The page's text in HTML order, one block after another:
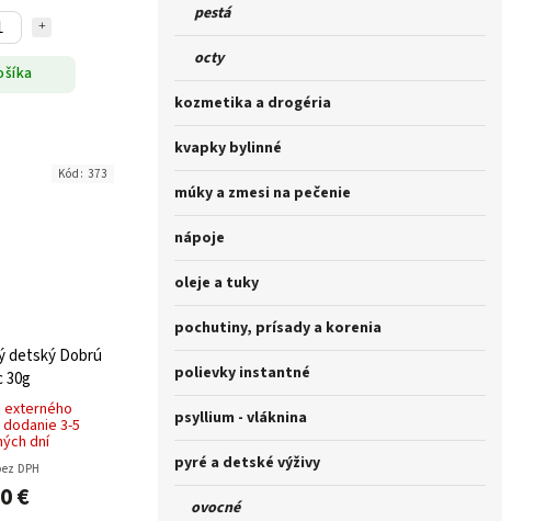
pestá
octy
kozmetika a drogéria
kvapky bylinné
múky a zmesi na pečenie
nápoje
oleje a tuky
pochutiny, prísady a korenia
polievky instantné
psyllium - vláknina
pyré a detské výživy
ovocné
detský Dobrú
30g
externého
3-5
dní
DPH
€
Kód: 373